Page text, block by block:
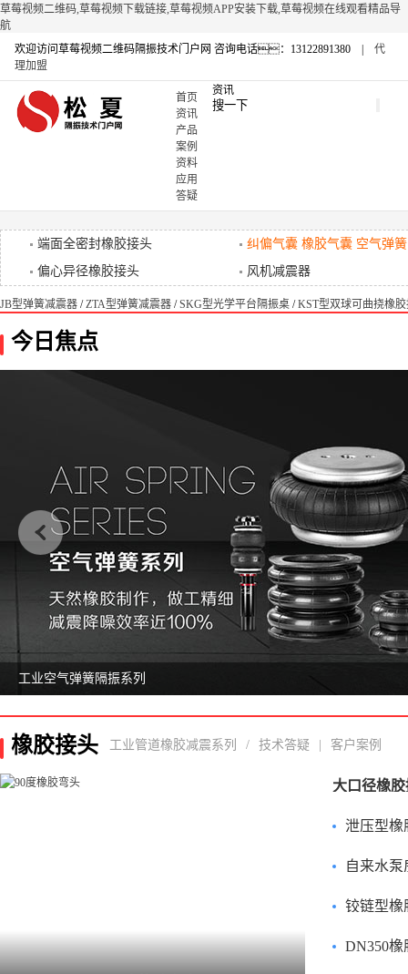
草莓视频二维码,草莓视频下载链接,草莓视频APP安装下载,草莓视频在线观看精品导
航
欢迎访问草莓视频二维码隔振技术门户网 咨询电话：13122891380 | 代
理加盟
首页
资讯
产品
案例
资料
应用
答疑
资讯
端面全密封橡胶接头
纠偏气囊 橡胶气囊 空气弹簧
偏心异径橡胶接头
风机减震器
JB型弹簧减震器 / ZTA型弹簧减震器 / SKG型光学平台隔振桌 / KST型双球可曲挠橡
今日焦点
橡胶接头 工业管道橡胶减震系列 / 技术答疑 客户案例
大口径橡
泄压型橡
自来水
铰链型橡
DN350橡胶